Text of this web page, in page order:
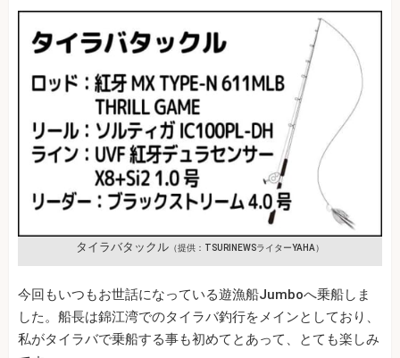
タイラバタックル （提供：TSURINEWSライターYAHA）
今回もいつもお世話になっている遊漁船Jumboへ乗船しま
した。船長は錦江湾でのタイラバ釣行をメインとしており、
私がタイラバで乗船する事も初めてとあって、とても楽しみ